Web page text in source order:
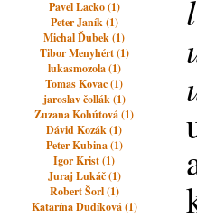
Pavel Lacko (1)
Peter Janík (1)
Michal Ďubek (1)
Tibor Menyhért (1)
lukasmozola (1)
Tomas Kovac (1)
jaroslav čollák (1)
Zuzana Kohútová (1)
Dávid Kozák (1)
Peter Kubina (1)
Igor Krist (1)
Juraj Lukáč (1)
Robert Šorl (1)
Katarína Dudíková (1)